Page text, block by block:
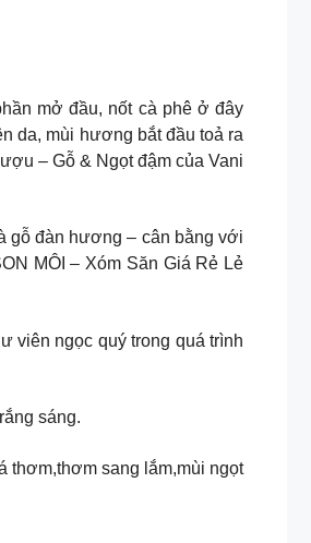
mở đầu, nốt cà phê ở đây
da, mùi hương bắt đầu toả ra
– Gỗ & Ngọt đậm của Vani
gỗ đàn hương – cân bằng với
MÔI – Xóm Săn Giá Rẻ Lẻ
viên ngọc quý trong quá trình
sáng.
sang lắm,mùi ngọt